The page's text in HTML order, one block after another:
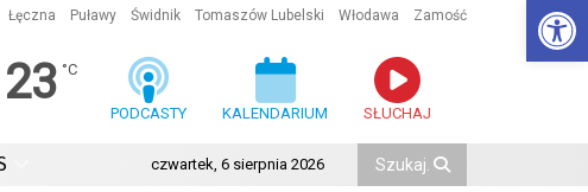
Łęczna Puławy Świdnik Tomaszów Lubelski Włodawa Zamość
23 °C
PODCASTY KALENDARIUM SŁUCHAJ
czwartek, 6 sierpnia 2026